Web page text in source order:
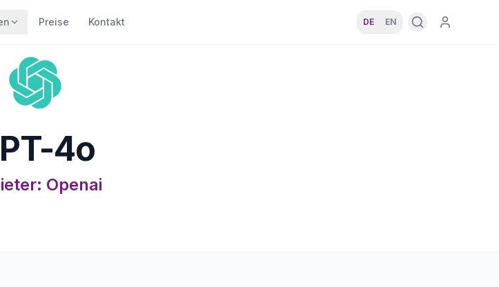
Preise Kontakt DE EN
4o
: Openai